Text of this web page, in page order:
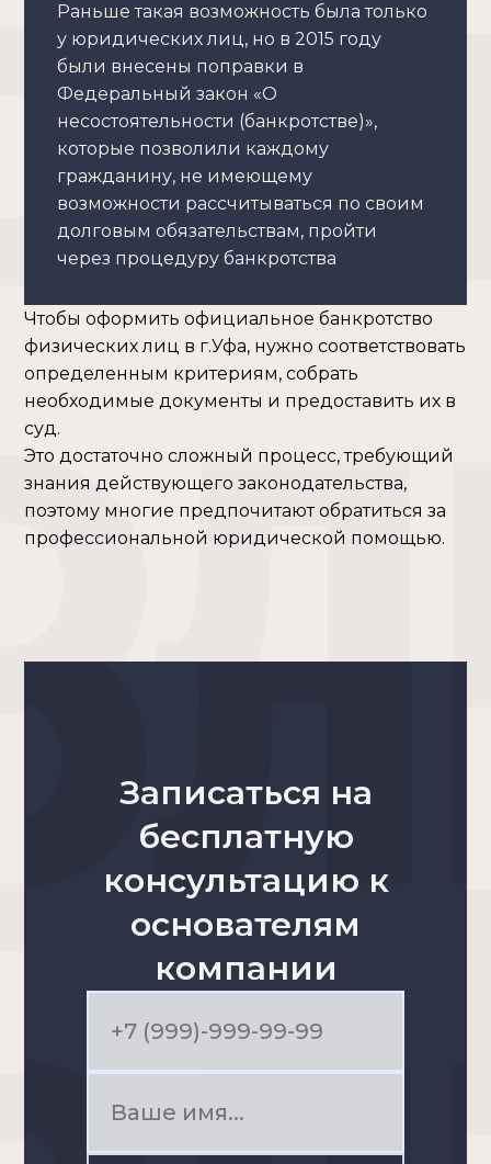
Раньше такая возможность была только
у юридических лиц, но в 2015 году
были внесены поправки в
Федеральный закон «О
несостоятельности (банкротстве)»,
которые позволили каждому
гражданину, не имеющему
возможности рассчитываться по своим
долговым обязательствам, пройти
через процедуру банкротства
Чтобы оформить официальное банкротство
физических лиц в г.Уфа, нужно соответствовать
определенным критериям, собрать
необходимые документы и предоставить их в
суд.
Это достаточно сложный процесс, требующий
знания действующего законодательства,
поэтому многие предпочитают обратиться за
профессиональной юридической помощью.
Записаться на
бесплатную
консультацию к
основателям
компании